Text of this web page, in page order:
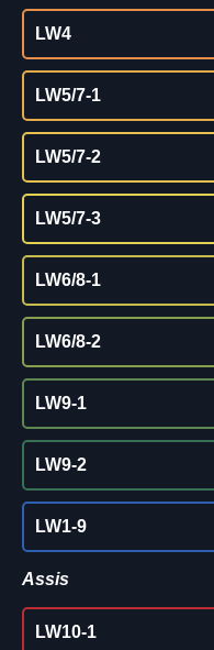
LW4
LW5/7-1
LW5/7-2
LW5/7-3
LW6/8-1
LW6/8-2
LW9-1
LW9-2
LW1-9
Assis
LW10-1